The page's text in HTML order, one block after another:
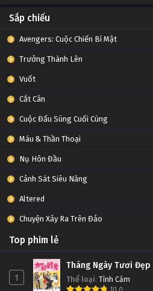
Sắp chiếu
Avengers: Cuộc Chiến Bí Mật
Trưởng Thành Lên
Vuốt
Cắt Cân
Cuộc Đấu Súng Cuối Cùng
Máu & Thần Thoại
Nụ Hôn Đầu
Cảnh Sát Siêu Năng
Altered
Chuyện Xảy Ra Trên Đảo
Top phim lẻ
1
Tháng Ngày Tươi Đẹp
Thể loại: Tình Cảm